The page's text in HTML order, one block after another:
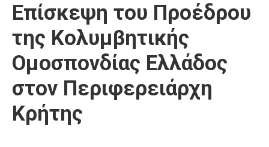
Επίσκεψη του Προέδρου
της Κολυμβητικής
Ομοσπονδίας Ελλάδος
στον Περιφερειάρχη
Κρήτης